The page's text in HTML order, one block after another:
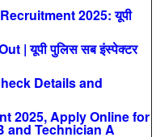
2025: यूपी
| यूपी पुलिस सब इंस्पेक्टर
Details and
2025, Apply Online for
and Technician A